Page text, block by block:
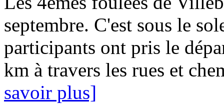
septembre. C'est sous le
participants ont pris le
km à travers les rues et
savoir plus]